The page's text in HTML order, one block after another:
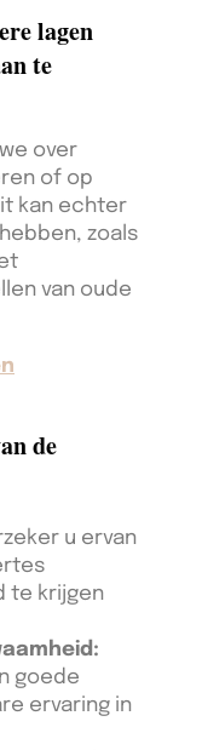
lagen
te
over
of op
kan echter
zoals
van oude
de
u ervan
te krijgen
goede
ervaring in